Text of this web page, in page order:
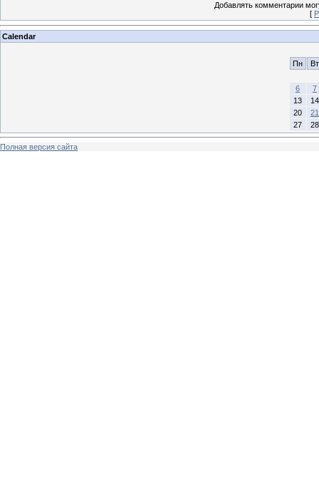
Добавлять комментарии
[
Calendar
Пн Вт
6
7
13
14
20
21
27
28
Полная версия сайта